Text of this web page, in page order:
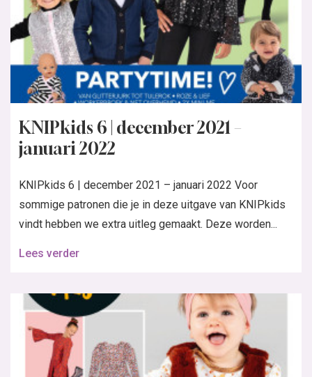
KNIPkids 6 | december 2021 –
januari 2022
KNIPkids 6 | december 2021 – januari 2022 Voor
sommige patronen die je in deze uitgave van KNIPkids
vindt hebben we extra uitleg gemaakt. Deze worden...
Lees verder